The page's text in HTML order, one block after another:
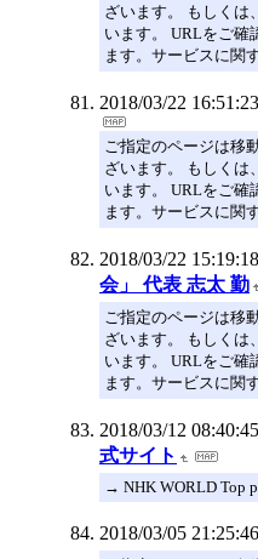
ざいます。 もしくは
います。 URLをご確
ます。サービスに関
2018/03/22 16:51:23
ご指定のページは移
ざいます。 もしくは
います。 URLをご確
ます。サービスに関
2018/03/22 15:19:18
会」 代表 志太 勤
ご指定のページは移
ざいます。 もしくは
います。 URLをご確
ます。サービスに関
2018/03/12 08:40:45
式サイト
→ NHK WORLD Top
2018/03/05 21:25:46